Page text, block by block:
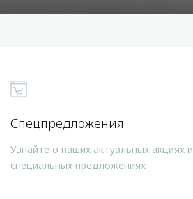
Спецпредложения
Узнайте о наших актуальных акциях и
специальных предложениях